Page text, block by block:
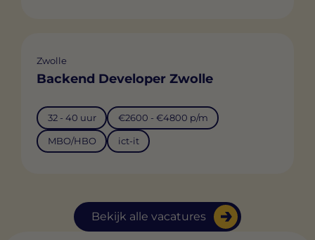
Bekijk alle vacatures
Zwolle
Backend Developer Zwolle
32 - 40 uur €2600 - €4800 p/m
MBO/HBO ict-it